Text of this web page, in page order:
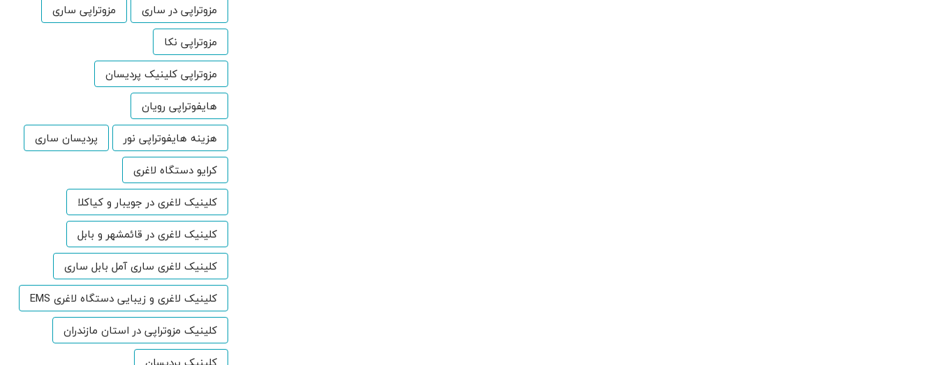
مزوتراپی در ساری
مزوتراپی ساری
مزوتراپی نکا
مزوتراپی کلینیک پردیسان
هایفوتراپی رویان
هزینه هایفوتراپی نور
پردیسان ساری
کرایو دستگاه لاغری
کلینیک لاغری در جویبار و کیاکلا
کلینیک لاغری در قائمشهر و بابل
کلینیک لاغری ساری آمل بابل ساری
کلینیک لاغری و زیبایی دستگاه لاغری EMS
کلینیک مزوتراپی در استان مازندران